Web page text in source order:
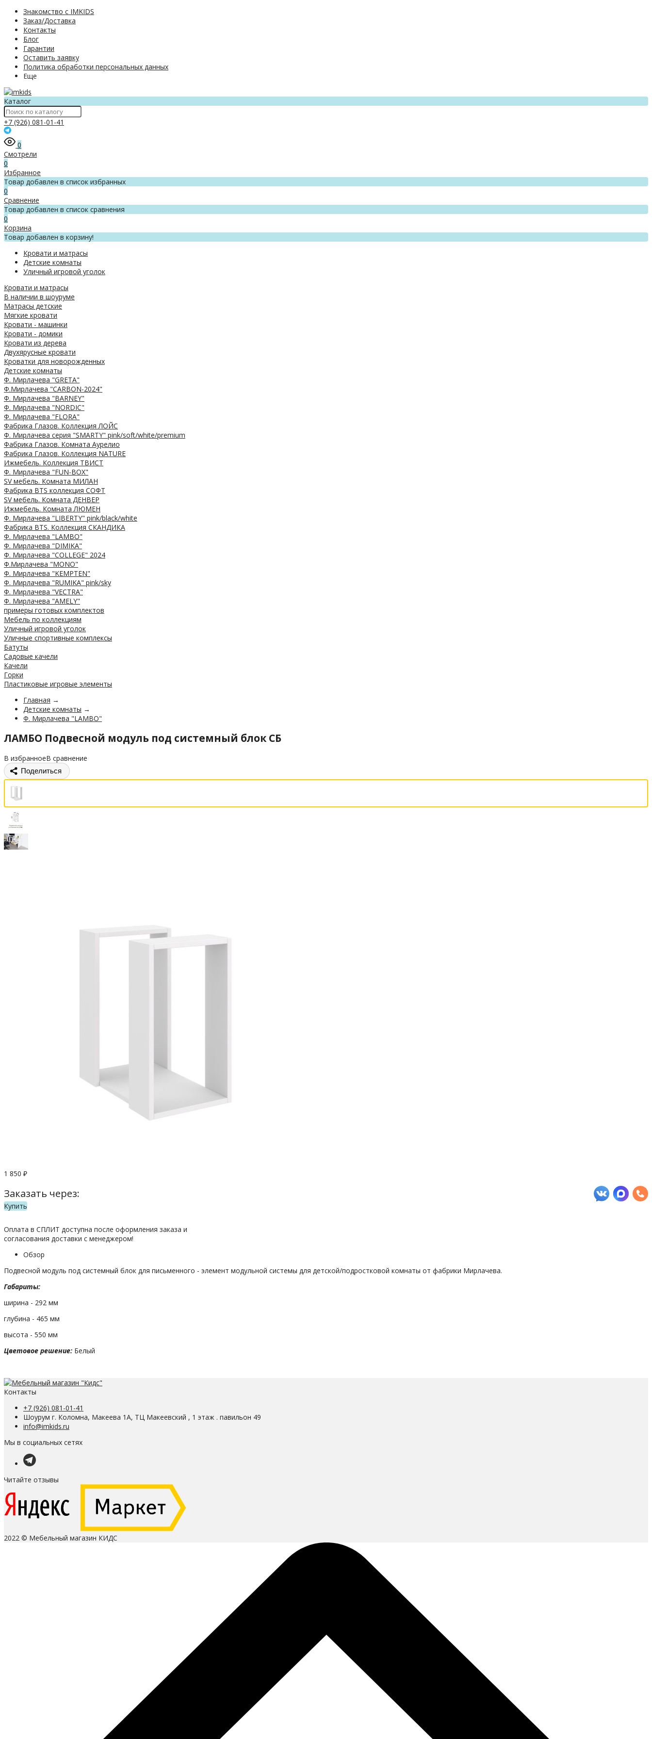
Знакомство с IMKIDS
Заказ/Доставка
Контакты
Блог
Гарантии
Оставить заявку
Политика обработки персональных данных
Еще
Каталог
+7 (926) 081-01-41
0
Смотрели
0
Избранное
Товар добавлен в список избранных
0
Сравнение
Товар добавлен в список сравнения
0
Корзина
Товар добавлен в корзину!
Кровати и матрасы
Детские комнаты
Уличный игровой уголок
Кровати и матрасы
В наличии в шоуруме
Матрасы детские
Мягкие кровати
Кровати - машинки
Кровати - домики
Кровати из дерева
Двухярусные кровати
Кроватки для новорожденных
Детские комнаты
Ф. Мирлачева "GRETA"
Ф.Мирлачева "CARBON-2024"
Ф. Мирлачева "BARNEY"
Ф. Мирлачева "NORDIC"
Ф. Мирлачева "FLORA"
Фабрика Глазов. Коллекция ЛОЙС
Ф. Мирлачева серия "SMARTY" pink/soft/white/premium
Фабрика Глазов. Комната Аурелио
Фабрика Глазов. Коллекция NATURE
Ижмебель. Коллекция ТВИСТ
Ф. Мирлачева "FUN-BOX"
SV мебель. Комната МИЛАН
Фабрика BTS коллекция СОФТ
SV мебель. Комната ДЕНВЕР
Ижмебель. Комната ЛЮМЕН
Ф. Мирлачева "LIBERTY" pink/black/white
Фабрика BTS. Коллекция СКАНДИКА
Ф. Мирлачева "LAMBO"
Ф. Мирлачева "DIMIKA"
Ф. Мирлачева "COLLEGE" 2024
Ф.Мирлачева "MONO"
Ф. Мирлачева "KEMPTEN"
Ф. Мирлачева "RUMIKA" pink/sky
Ф. Мирлачева "VECTRA"
Ф. Мирлачева "AMELY"
примеры готовых комплектов
Мебель по коллекциям
Уличный игровой уголок
Уличные спортивные комплексы
Батуты
Садовые качели
Качели
Горки
Пластиковые игровые элементы
Главная →
Детские комнаты →
Ф. Мирлачева "LAMBO"
ЛАМБО Подвесной модуль под системный блок СБ
В избранноеВ сравнение
Поделиться
1 850 ₽
Заказать через:
Купить
Оплата в СПЛИТ доступна после оформления заказа и
согласования доставки с менеджером!
Обзор
Подвесной модуль под системный блок для письменного - элемент модульной системы для детской/подростковой комнаты от фабрики Мирлачева.
Габариты:
ширина - 292 мм
глубина - 465 мм
высота - 550 мм
Цветовое решение: Белый
Контакты
+7 (926) 081-01-41
Шоурум г. Коломна, Макеева 1А, ТЦ Макеевский , 1 этаж . павильон 49
info@imkids.ru
Мы в социальных сетях
Читайте отзывы
2022 © Мебельный магазин КИДС